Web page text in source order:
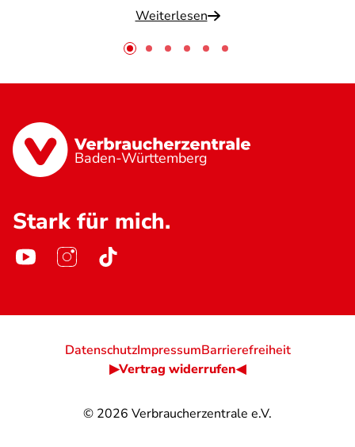
Weiterlesen
Baden-Württemberg
Stark für mich.
© 2026 Verbraucherzentrale e.V.
DatenschutzImpressumBarrierefreiheit
▶Vertrag widerrufen◀